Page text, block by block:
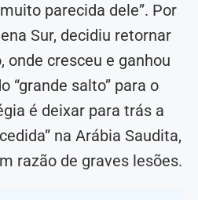
parecida dele”. Por
Sur, decidiu retornar
onde cresceu e ganhou
“grande salto” para o
é deixar para trás a
na Arábia Saudita,
razão de graves lesões.